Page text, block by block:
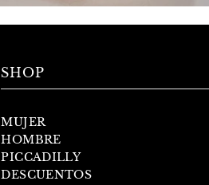
SHOP
MUJER
HOMBRE
PICCADILLY
DESCUENTOS